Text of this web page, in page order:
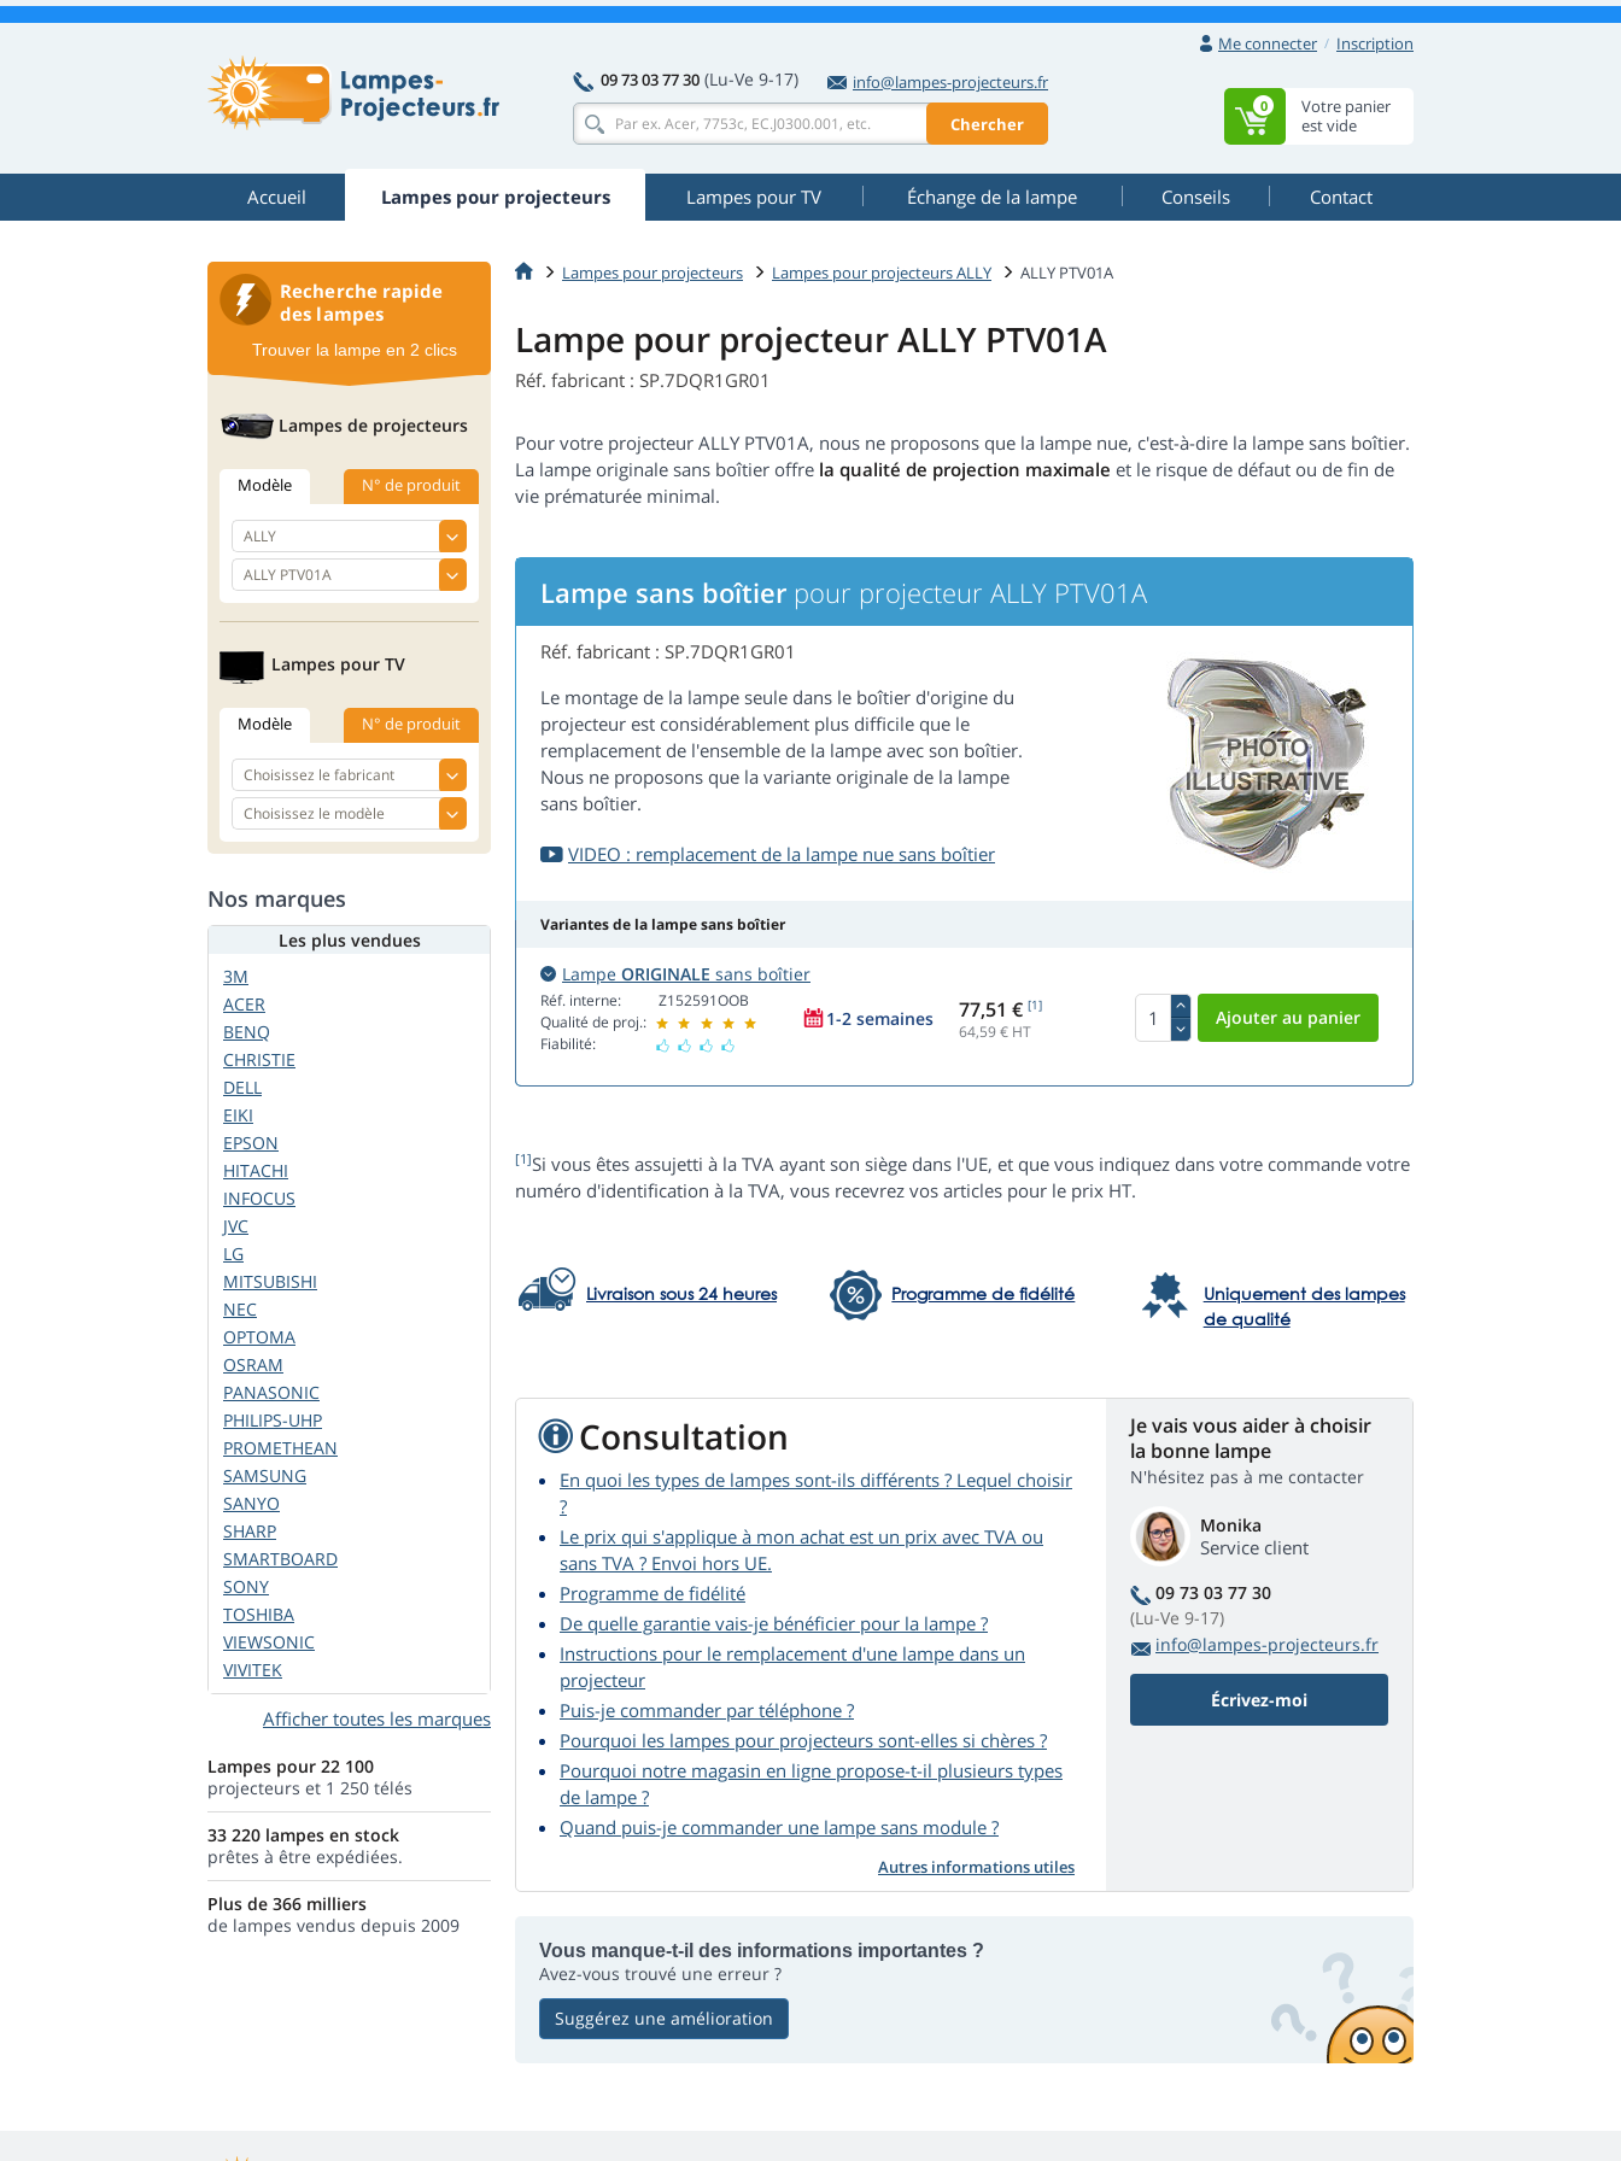
Me connecter
Inscription
09 73 03 77 30 (Lu-Ve 9-17)
info@lampes-projecteurs.fr
Chercher
Votre panier
est vide
0
Accueil Lampes pour projecteurs Lampes pour TV Échange de la lampe Conseils Contact
Lampes pour projecteurs Lampes pour projecteurs ALLY ALLY PTV01A
Lampe pour projecteur ALLY PTV01A
Réf. fabricant : SP.7DQR1GR01
Pour votre projecteur ALLY PTV01A, nous ne proposons que la lampe nue, c'est-à-dire la lampe sans boîtier.
La lampe originale sans boîtier offre la qualité de projection maximale et le risque de défaut ou de fin de
vie prématurée minimal.
Lampe sans boîtier pour projecteur ALLY PTV01A
Réf. fabricant : SP.7DQR1GR01
Le montage de la lampe seule dans le boîtier d'origine du
projecteur est considérablement plus difficile que le
remplacement de l'ensemble de la lampe avec son boîtier.
Nous ne proposons que la variante originale de la lampe
sans boîtier.
VIDEO : remplacement de la lampe nue sans boîtier
Variantes de la lampe sans boîtier
Lampe ORIGINALE sans boîtier
Réf. interne:
Qualité de proj.:
Fiabilité:
Z152591OOB
1-2 semaines 77,51 € [1]
64,59€ HT
[1]Si vous êtes assujetti à la TVA ayant son siège dans l'UE, et que vous indiquez dans votre commande votre
numéro d'identification à la TVA, vous recevrez vos articles pour le prix HT.
Livraison sous 24 heures Programme de fidélité
Uniquement des lampes
de qualité
Consultation
En quoi les types de lampes sont-ils différents ? Lequel choisir
?
Le prix qui s'applique à mon achat est un prix avec TVA ou
sans TVA ? Envoi hors UE.
Programme de fidélité
De quelle garantie vais-je bénéficier pour la lampe ?
Instructions pour le remplacement d'une lampe dans un
projecteur
Puis-je commander par téléphone ?
Pourquoi les lampes pour projecteurs sont-elles si chères ?
Pourquoi notre magasin en ligne propose-t-il plusieurs types
de lampe ?
Quand puis-je commander une lampe sans module ?
Autres informations utiles
Je vais vous aider à choisir
la bonne lampe
N'hésitez pas à me contacter
Monika
Service client
09 73 03 77 30
(Lu-Ve 9-17)
info@lampes-projecteurs.fr
Écrivez-moi
Vous manque-t-il des informations importantes ?
Avez-vous trouvé une erreur ?
Suggérez une amélioration
Recherche rapide
des lampes
Trouver la lampe en 2 clics
Lampes de projecteurs
Modèle N° de produit
Lampes pour TV
Modèle N° de produit
Nos marques
Les plus vendues
3M
ACER
BENQ
CHRISTIE
DELL
EIKI
EPSON
HITACHI
INFOCUS
JVC
LG
MITSUBISHI
NEC
OPTOMA
OSRAM
PANASONIC
PHILIPS-UHP
PROMETHEAN
SAMSUNG
SANYO
SHARP
SMARTBOARD
SONY
TOSHIBA
VIEWSONIC
VIVITEK
Afficher toutes les marques
Lampes pour 22 100
projecteurs et 1 250 télés
33 220 lampes en stock
prêtes à être expédiées.
Plus de 366 milliers
de lampes vendus depuis 2009